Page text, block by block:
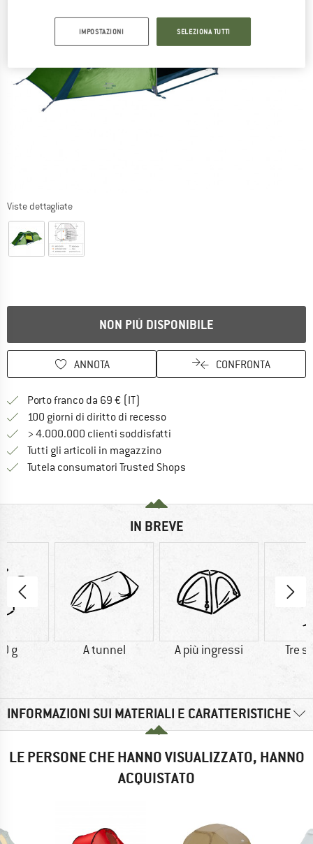
Viste dettagliate
NON PIÙ DISPONIBILE
ANNOTA CONFRONTA
Porto franco da 69 € (IT)
100 giorni di diritto di recessoVai alla politica di recesso qui
> 4.000.000 clienti soddisfatti
Tutti gli articoli in magazzino
Tutela consumatori Trusted Shops
IN BREVE
g A tunnel A più ingressi Tre
INFORMAZIONI SUI MATERIALI E CARATTERISTICHE
LE PERSONE CHE HANNO VISUALIZZATO, HANNO
ACQUISTATO
IMPOSTAZIONI SELEZIONA TUTTI